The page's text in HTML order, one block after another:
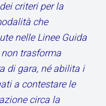
criteri per la
che
nelle Linee Guida
trasforma
di gara, né abilita i
a contestare le
circa la